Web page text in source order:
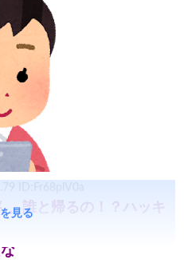
、誰と帰るの！？ハッキ
見る